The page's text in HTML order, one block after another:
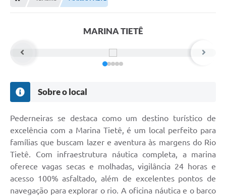
MARINA TIETÊ
Sobre o local
Pederneiras se destaca como um destino turístico de
excelência com a Marina Tietê, é um local perfeito para
famílias que buscam lazer e aventura às margens do Rio
Tietê. Com infraestrutura náutica completa, a marina
oferece vagas secas e molhadas, vigilância 24 horas e
acesso 100% asfaltado, além de excelentes pontos de
navegação para explorar o rio. A oficina náutica e o barco